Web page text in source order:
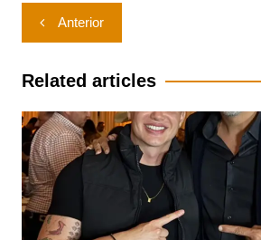
Navegação
de
Post
Anterior
Related articles